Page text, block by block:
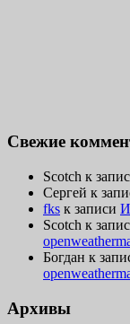
Свежие
Scotch к
Сергей к
fks к записи
Scotch к
Богдан к
Архивы